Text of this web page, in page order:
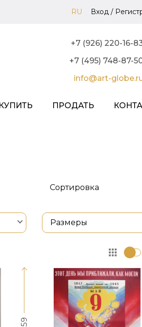
RU Вход /
+7 (926) 220-16-
+7 (495) 748-87-
info@art-
КУПИТЬ ПРОДАТЬ
Размеры
Сортировка
59